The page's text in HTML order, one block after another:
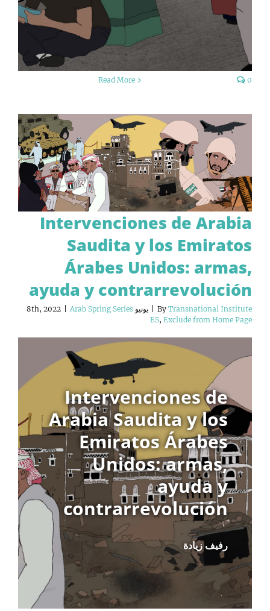
Read More 0
Intervenciones de Arabia
Saudita y los Emiratos
Árabes Unidos: armas,
ayuda y contrarrevolución
By Transnational Institute يونيو 8th, 2022 Arab Spring Series
ES, Exclude from Home Page
Intervenciones de
Arabia Saudita y los
Emiratos Árabes
Unidos: armas,
ayuda y
contrarrevolución
رفيف زيادة